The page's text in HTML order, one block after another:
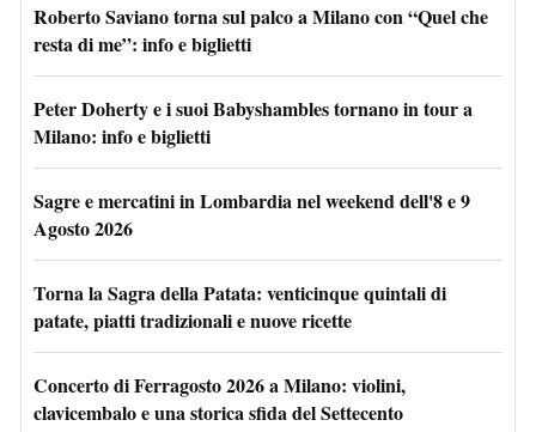
Roberto Saviano torna sul palco a Milano con “Quel che
resta di me”: info e biglietti
Peter Doherty e i suoi Babyshambles tornano in tour a
Milano: info e biglietti
Sagre e mercatini in Lombardia nel weekend dell'8 e 9
Agosto 2026
Torna la Sagra della Patata: venticinque quintali di
patate, piatti tradizionali e nuove ricette
Concerto di Ferragosto 2026 a Milano: violini,
clavicembalo e una storica sfida del Settecento